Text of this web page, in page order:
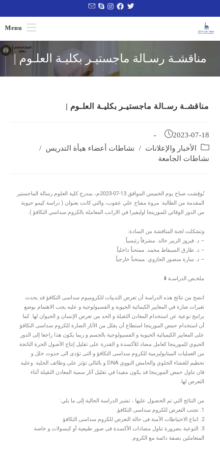
Menu
مناقشـة رسـالة ماجستيـر بكليـة العلـوم |
مناقشـة رسـالة ماجستيـر بكليـة العلـوم |
2023-07-18
الأخبار والإعلانات
/ نشاطات أعضاء هيأة التدريس
/
نشاطات الجامعة
نُوقِشت صباح يوم الخميس الموافق 13-07-2023م، بمدرج كلية العلوم رسالة الماجستير
المقدمة من الطالبة: مروة مفتاح علي عقوب، والتي كانت بعنوان ( دراسة كيمو حيوية
من الدور الوقائي للمورينجا اوليفيرا في الارانب المعاملة بالكروم سداسي التكافؤ ).
وتشكلت لجنة المناقشة من السادة:
– د. فيروز الزبير خالد. مشرفاً رئيسياً.
– د. طارق السيفاط محمد. ممتحناً داخلياً.
– د. سارة منصور الجازوي. ممتحناً خارجياً.
ملخـص الدراسـة ⬇️
اتضح من نتائج هذه الدراسة أن تعرض الثدييات للكروميوم سداسى التكافؤ قد يحدث
تغيرات ضارة في المعايير الكيمائية الحيوية و الفسيولوجية و عليه يجب الاهتمام بوضع
برامج توعية عن استخدام المعادن الثقيلة و الحد من تعرض الإنسان و الحيوان لها. كما
أن استخدام حمض المورينجا استطاع آن يقلل من الآثار الضارة للكروم سداسى التكافؤ
على المعايير الكيميائية الحيوية و الفسيولوجية بالجسم و ربما يكون هذا راجعا إلى الدور
الحيوي للمورينجا كعامل مضاد للأكسدة و القدرة على تقليل إنتاج الأصول الحرة الناتجة
من العمليات الميتابوليزمية للكروم سداسى التكافؤ و التى تؤدى الى حدوث خلل و
تحطيم للغشاء الخلوي والحامض النووي DNA و بالتالي تؤثر على وظائف الخلية. وعليه
فان تناول حمض المورينجا قد يكون مفيدا في تقليل آثار سمية المعادن الثقيلة أثناء
التعرض لها.
من النتائج التي تم الحصول عليها ، تشير الدراسة الحالية إلى ما يلي:
1. تجنب التعرض للكروم سداسى التكافؤ.
2. اتباع الاحتياطات الآمنة فى حالة التعرض للكروم سداسى التكافؤ.
3. التوعية بضرورة تناول مضادات الأكسدة فى صور طبيعية أو كبسولات و خاصة
المتعاملين بصفة دائمة مع الكروم.